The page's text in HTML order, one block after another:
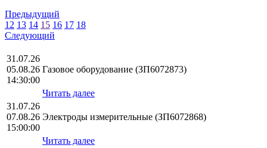
Предыдущий
12 13 14 15 16 17 18
Следующий
31.07.26
05.08.26
14:30:00
Газовое оборудование (ЗП6072873)
Читать далее
31.07.26
07.08.26
15:00:00
Электроды измерительные (ЗП6072868)
Читать далее